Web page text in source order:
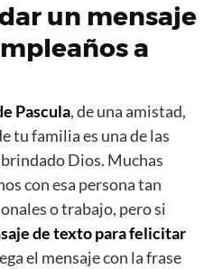
un mensaje
a
Pascula, de una amistad,
tu familia es una de las
Dios. Muchas
con esa persona tan
o trabajo, pero si
de texto para felicitar
el mensaje con la frase